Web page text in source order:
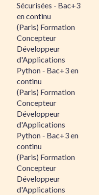
Sécurisées - Bac+3
en continu
(Paris) Formation
Concepteur
Développeur
d'Applications
Python - Bac+3 en
continu
(Paris) Formation
Concepteur
Développeur
d'Applications
Python - Bac+3 en
continu
(Paris) Formation
Concepteur
Développeur
d'Applications